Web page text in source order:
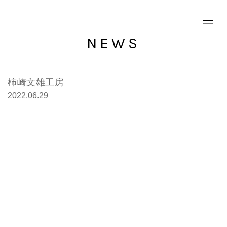
NEWS
柿崎文雄工房
2022.06.29